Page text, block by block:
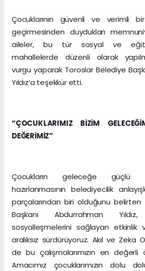
Çocuklarının güvenli ve verimli
geçirmesinden duydukları
aileler, bu tür sosyal ve
mahallelerde düzenli olarak
vurgu yaparak Toroslar Belediye
Yıldız’a teşekkür etti.
“ÇOCUKLARIMIZ BİZİM
DEĞERİMİZ”
Çocukların geleceğe güçlü
hazırlanmasının belediyecilik
parçalarından biri olduğunu belirten
Başkanı Abdurrahman Yıldız,
sosyalleşmelerini sağlayan etkinlik
aralıksız sürdürüyoruz. Akıl ve Zeka
de bu çalışmalarımızın en değerli
Amacımız çocuklarımızın dolu